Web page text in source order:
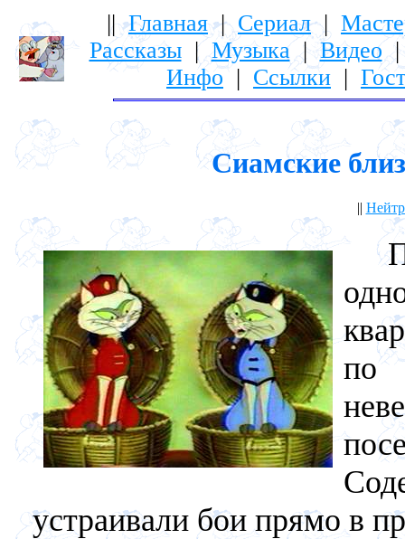
||Главная| Сериал|
Рассказы|Музыка|Видео
Инфо| Ссылки |
Сиамские
||
по
устраивали бои прямо в